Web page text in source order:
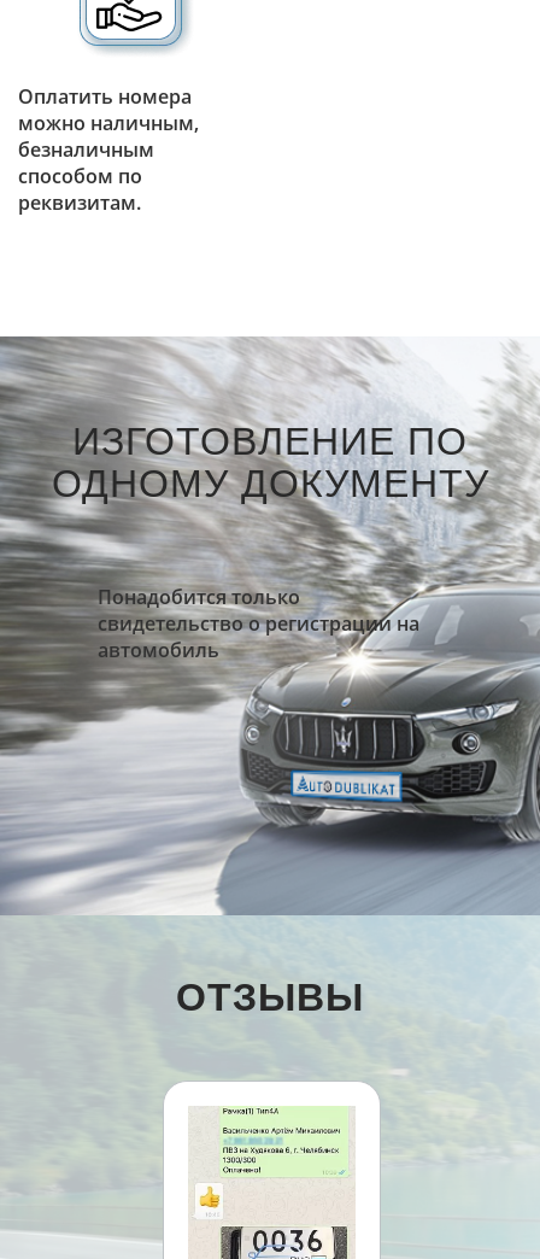
Оплатить номера
можно наличным,
безналичным
способом по
реквизитам.
ИЗГОТОВЛЕНИЕ ПО
ОДНОМУ ДОКУМЕНТУ
Понадобится только
свидетельство о регистрации на
автомобиль
ОТЗЫВЫ